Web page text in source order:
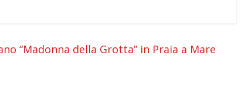
“Madonna della Grotta” in Praia a Mare